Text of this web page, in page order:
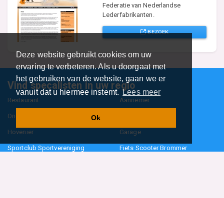
Deze website gebruikt cookies om uw
ervaring te verbeteren. Als u doorgaat met
het gebruiken van de website, gaan we er
vanuit dat u hiermee instemt. Lees meer
Ok
Federatie van Nederlandse
Lederfabrikanten.
BEZOEK
Vind specalisten in uw regio
Restaurant Aannemer
Onderwijs en Opleidingen
Hovenier Garage
Sportclub Sportvereniging Fiets Scooter Brommer